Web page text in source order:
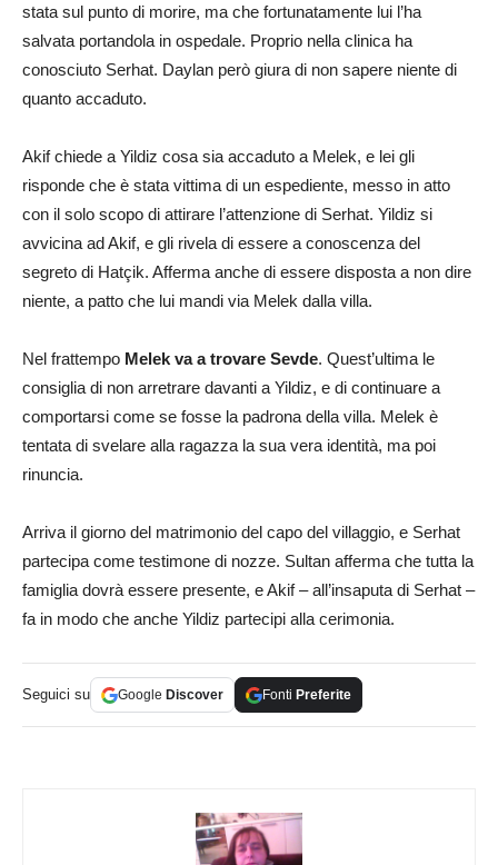
stata sul punto di morire, ma che fortunatamente lui l’ha
salvata portandola in ospedale. Proprio nella clinica ha
conosciuto Serhat. Daylan però giura di non sapere niente di
quanto accaduto.
Akif chiede a Yildiz cosa sia accaduto a Melek, e lei gli
risponde che è stata vittima di un espediente, messo in atto
con il solo scopo di attirare l’attenzione di Serhat. Yildiz si
avvicina ad Akif, e gli rivela di essere a conoscenza del
segreto di Hatçik. Afferma anche di essere disposta a non dire
niente, a patto che lui mandi via Melek dalla villa.
Nel frattempo Melek va a trovare Sevde. Quest’ultima le
consiglia di non arretrare davanti a Yildiz, e di continuare a
comportarsi come se fosse la padrona della villa. Melek è
tentata di svelare alla ragazza la sua vera identità, ma poi
rinuncia.
Arriva il giorno del matrimonio del capo del villaggio, e Serhat
partecipa come testimone di nozze. Sultan afferma che tutta la
famiglia dovrà essere presente, e Akif – all’insaputa di Serhat –
fa in modo che anche Yildiz partecipi alla cerimonia.
Seguici su Google Discover Fonti Preferite